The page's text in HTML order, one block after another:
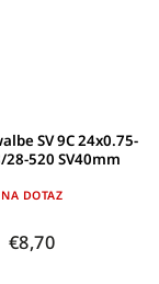
SV 9C 24x0.75-
28-520 SV40mm
NA DOTAZ
€8,70